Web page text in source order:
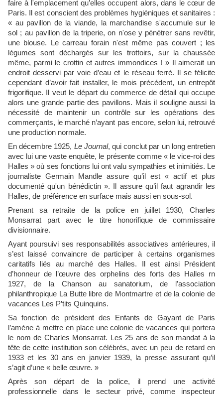
faire à l'emplacement qu’elles occupent alors, dans le cœur de
Paris. Il est conscient des problèmes hygiéniques et sanitaires :
« au pavillon de la viande, la marchandise s'accumule sur le
sol ; au pavillon de la triperie, on n'ose y pénétrer sans revêtir,
une blouse. Le carreau forain n'est même pas couvert ; les
légumes sont déchargés sur les trottoirs, sur la chaussée
même, parmi le crottin et autres immondices ! » Il aimerait un
endroit desservi par voie d’eau et le réseau ferré. Il se félicite
cependant d’avoir fait installer, le mois précédent, un entrepôt
frigorifique. Il veut le départ du commerce de détail qui occupe
alors une grande partie des pavillons. Mais il souligne aussi la
nécessité de maintenir un contrôle sur les opérations des
commerçants, le marché n’ayant pas encore, selon lui, retrouvé
une production normale.
En décembre 1925, Le Journal, qui conclut par un long entretien
avec lui une vaste enquête, le présente comme « le vice-roi des
Halles » où ses fonctions lui ont valu sympathies et inimitiés. Le
journaliste Germain Mandle assure qu’il est « actif et plus
documenté qu'un bénédictin ». Il assure qu’il faut agrandir les
Halles, de préférence en surface mais aussi en sous-sol.
Prenant sa retraite de la police en juillet 1930, Charles
Monsarrat part avec le titre honorifique de commissaire
divisionnaire.
Ayant poursuivi ses responsabilités associatives antérieures, il
s’est laissé convaincre de participer à certains organismes
caritatifs liés au marché des Halles. Il est ainsi Président
d’honneur de l’œuvre des orphelins des forts des Halles rn
1927, de la Chanson au sanatorium, de l’association
philanthropique La Butte libre de Montmartre et de la colonie de
vacances Les P’tits Quinquins.
Sa fonction de président des Enfants de Gayant de Paris
l’amène à mettre en place une colonie de vacances qui portera
le nom de Charles Monsarrat. Les 25 ans de son mandat à la
tête de cette institution son célébrés, avec un peu de retard en
1933 et les 30 ans en janvier 1939, la presse assurant qu’il
s’agit d’une « belle œuvre. »
Après son départ de la police, il prend une activité
professionnelle dans le secteur privé, comme inspecteur